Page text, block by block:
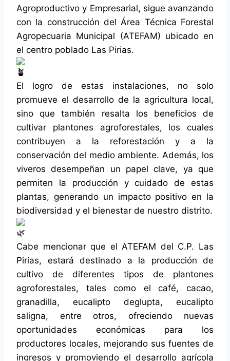
Agroproductivo y Empresarial, sigue avanzando
con la construcción del Área Técnica Forestal
Agropecuaria Municipal (ATEFAM) ubicado en
el centro poblado Las Pirias.
El logro de estas instalaciones, no solo
promueve el desarrollo de la agricultura local,
sino que también resalta los beneficios de
cultivar plantones agroforestales, los cuales
contribuyen a la reforestación y a la
conservación del medio ambiente. Además, los
viveros desempeñan un papel clave, ya que
permiten la producción y cuidado de estas
plantas, generando un impacto positivo en la
biodiversidad y el bienestar de nuestro distrito.
Cabe mencionar que el ATEFAM del C.P. Las
Pirias, estará destinado a la producción de
cultivo de diferentes tipos de plantones
agroforestales, tales como el café, cacao,
granadilla, eucalipto deglupta, eucalipto
saligna, entre otros, ofreciendo nuevas
oportunidades económicas para los
productores locales, mejorando sus fuentes de
ingresos y promoviendo el desarrollo agrícola